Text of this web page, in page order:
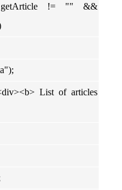
!= "" &&
List of articles